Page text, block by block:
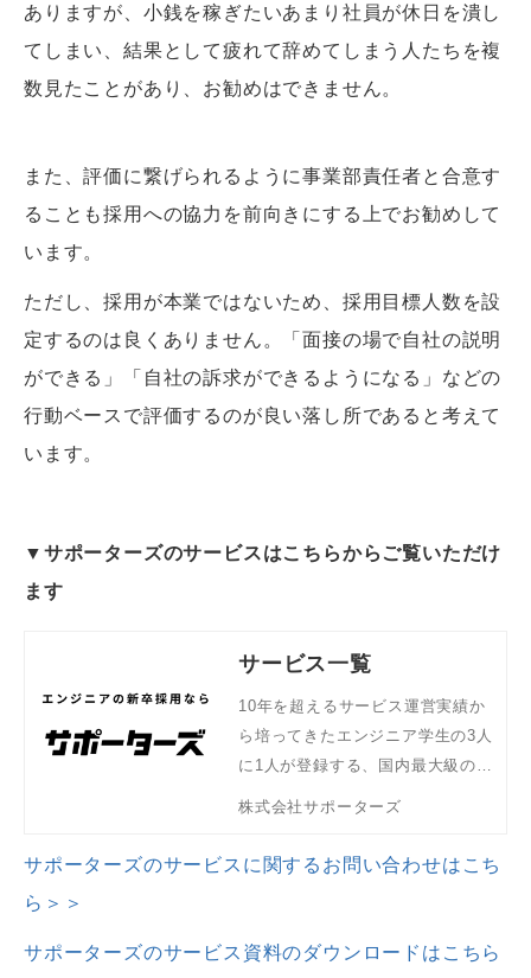
ありますが、小銭を稼ぎたいあまり社員が休日を潰し
てしまい、結果として疲れて辞めてしまう人たちを複
数見たことがあり、お勧めはできません。
また、評価に繋げられるように事業部責任者と合意す
ることも採用への協力を前向きにする上でお勧めして
います。
ただし、採用が本業ではないため、採用目標人数を設
定するのは良くありません。「面接の場で自社の説明
ができる」「自社の訴求ができるようになる」などの
行動ベースで評価するのが良い落し所であると考えて
います。
▼サポーターズのサービスはこちらからご覧いただけ
ます
サービス一覧
10年を超えるサービス運営実績か
ら培ってきたエンジニア学生の3人
に1人が登録する、国内最大級のエ
ンジニア学生データベースを活用
にあった幅広いサービスをご紹介
株式会社サポーターズ
サポーターズのサービスに関するお問い合わせはこち
ら＞＞
サポーターズのサービス資料のダウンロードはこちら